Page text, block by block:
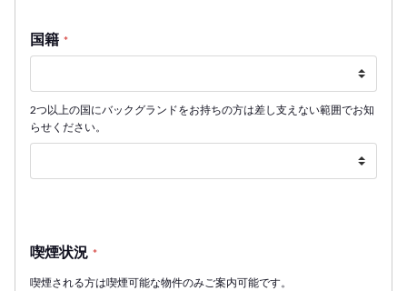
国籍 *
2つ以上の国にバックグランドをお持ちの方は差し支えない範囲でお知
らせください。
喫煙状況 *
喫煙される方は喫煙可能な物件のみご案内可能です。